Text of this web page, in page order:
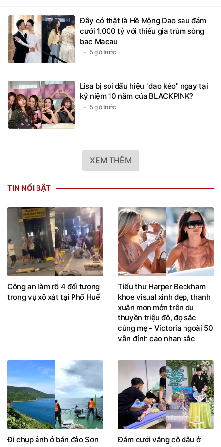
Đây có thật là Hề Mộng Dao sau đám
cưới 1.000 tỷ với thiếu gia trùm sòng
bạc Macau
5 giờ trước
Lisa bị soi dấu hiệu "dao kéo" ngay tại
kỷ niệm 10 năm của BLACKPINK?
5 giờ trước
XEM THÊM
TIN NỔI BẬT
Công an làm rõ 4 đối tượng
trong vụ xô xát tại Phố Huế
Tiểu thư Harper Beckham
khoe visual xinh đẹp, thanh
xuân mơn mởn trên du
thuyền triệu đô, đọ sắc
cùng mẹ - Victoria ngoài 50
vẫn đỉnh cao nhan sắc
Đi chụp ảnh ở bán đảo Sơn
Đám cưới vắng cô dâu ở